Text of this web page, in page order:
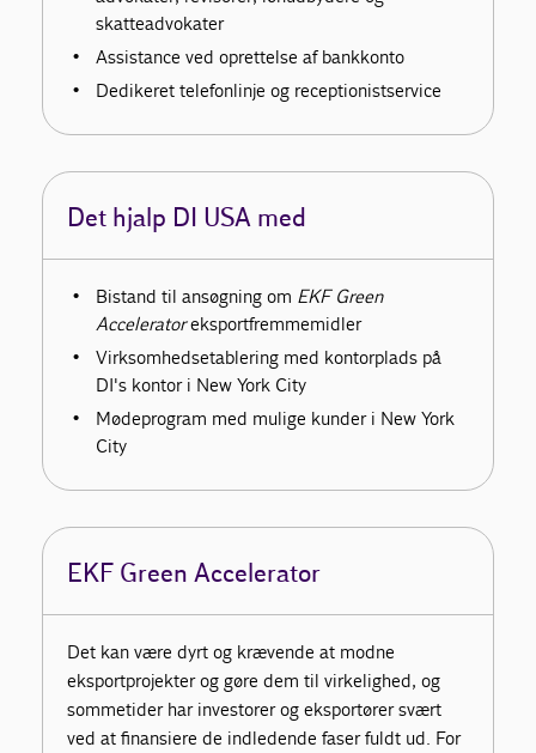
skatteadvokater
Assistance ved oprettelse af bankkonto
Dedikeret telefonlinje og receptionistservice
Det hjalp DI USA med
Bistand til ansøgning om EKF Green
Acceleratoreksportfremmemidler
Virksomhedsetablering med kontorplads på
DI's kontor i New York City
Mødeprogram med mulige kunder i New York
City
EKF Green Accelerator
Det kan være dyrt og krævende at modne
eksportprojekter og gøre dem til virkelighed, og
sommetider har investorer og eksportører svært
ved at finansiere de indledende faser fuldt ud. For